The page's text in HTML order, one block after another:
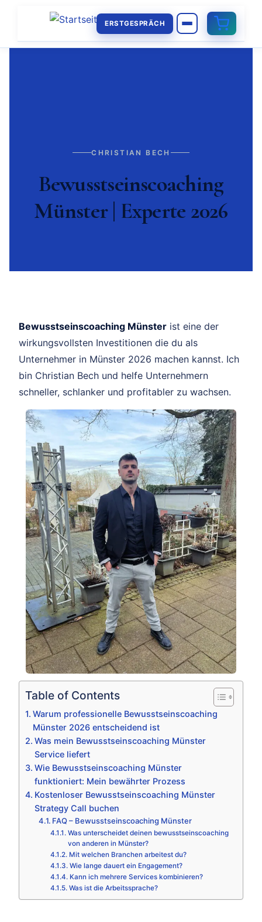
ERSTGESPRÄCH
CHRISTIAN BECH
Bewusstseinscoaching
Münster | Experte 2026
Bewusstseinscoaching Münster ist eine der
wirkungsvollsten Investitionen die du als
Unternehmer in Münster 2026 machen kannst. Ich
bin Christian Bech und helfe Unternehmern
schneller, schlanker und profitabler zu wachsen.
Table of Contents
Warum professionelle Bewusstseinscoaching
Münster 2026 entscheidend ist
Was mein Bewusstseinscoaching Münster
Service liefert
Wie Bewusstseinscoaching Münster
funktioniert: Mein bewährter Prozess
Kostenloser Bewusstseinscoaching Münster
Strategy Call buchen
FAQ – Bewusstseinscoaching Münster
Was unterscheidet deinen bewusstseinscoaching
von anderen in Münster?
Mit welchen Branchen arbeitest du?
Wie lange dauert ein Engagement?
Kann ich mehrere Services kombinieren?
Was ist die Arbeitssprache?